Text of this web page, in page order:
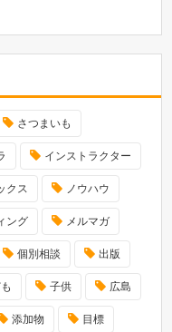
さつまいも
インストラクター
クス ノウハウ
ング メルマガ
個別相談 出版
子供 広島
添加物 目標